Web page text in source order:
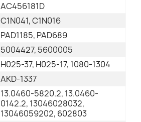
AC456181D
C1N041, C1N016
PAD1185, PAD689
5004427, 5600005
H025-37, H025-17, 1080-1304
AKD-1337
13.0460-5820.2, 13.0460-
0142.2, 13046028032,
13046059202, 602803